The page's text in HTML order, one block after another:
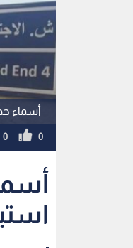
أسماء
0
0